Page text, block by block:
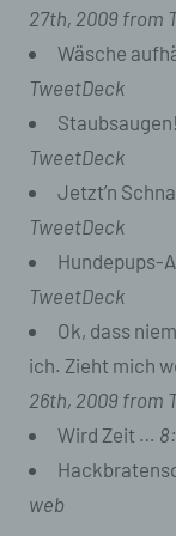
27th, 2009 from
Wäsche
TweetDeck
Staubsaugen!
TweetDeck
Jetzt’n
TweetDeck
Hundepups-
TweetDeck
Ok, dass
ich. Zieht mich
26th, 2009 from
Wird Zeit …
web
c)
oder jede
Anpassung
durch
andere
oder die
Löschen
d)